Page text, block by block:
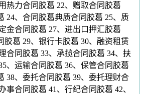
热力合同胶葛 22、赠取合同胶葛
24、合同胶葛典质合同胶葛 25、质
金合同胶葛 27、进出口押汇胶葛
胶葛 29、银行卡胶葛 30、融资租赁
合同胶葛 33、承揽合同胶葛 34、扶
、运输合同胶葛 36、保管合同胶葛
38、委托合同胶葛 39、委托理财合
事合同胶葛 41、行纪合同胶葛 42、